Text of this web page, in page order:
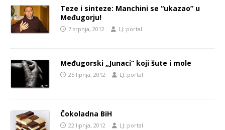
Teze i sinteze: Manchini se “ukazao” u
Međugorju!
7 srpnja, 2012 LJ::portal
Međugorski „Junaci“ koji šute i mole
25 lipnja, 2012 LJ::portal
Čokoladna BiH
22 lipnja, 2012 LJ::portal